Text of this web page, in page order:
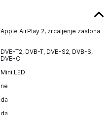
Apple AirPlay 2, zrcaljenje zaslona
DVB-T2, DVB-T, DVB-S2, DVB-S,
DVB-C
Mini LED
ne
da
da